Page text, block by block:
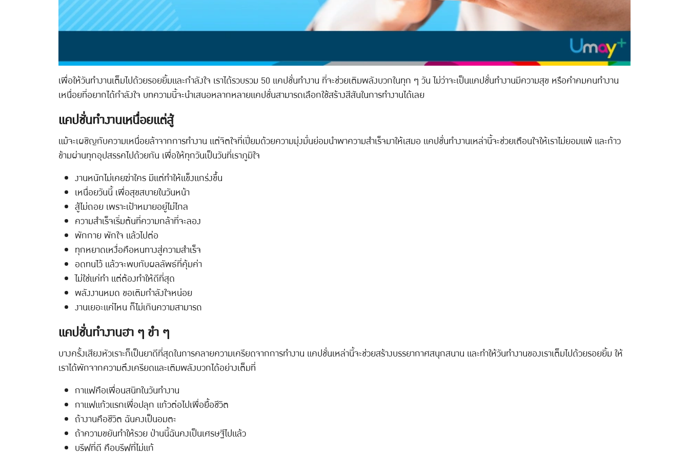
เพื่อให้วันทำงานเต็มไปด้วยรอยยิ้มและกำลังใจ เราได้รวบรวม 50 แคปชั่นทำงาน ที่จะช่วยเติมพลังบวกในทุก ๆ วัน ไม่ว่าจะเป็นแคปชั่นทำงานมีความสุข หรือคำคมคนทำงาน
เหนื่อยที่อยากได้กำลังใจ บทความนี้จะนำเสนอหลากหลายแคปชั่นสามารถเลือกใช้สร้างสีสันในการทำงานได้เลย
แคปชั่นทำงานเหนื่อยแต่สู้
แม้จะเผชิญกับความเหนื่อยล้าจากการทำงาน แต่จิตใจที่เปี่ยมด้วยความมุ่งมั่นย่อมนำพาความสำเร็จมาให้เสมอ แคปชั่นทำงานเหล่านี้จะช่วยเตือนใจให้เราไม่ยอมแพ้ และก้าว
ข้ามผ่านทุกอุปสรรคไปด้วยกัน เพื่อให้ทุกวันเป็นวันที่เราภูมิใจ
งานหนักไม่เคยฆ่าใคร มีแต่ทำให้แข็งแกร่งขึ้น
เหนื่อยวันนี้ เพื่อสุขสบายในวันหน้า
สู้ไม่ถอย เพราะเป้าหมายอยู่ไม่ไกล
ความสำเร็จเริ่มต้นที่ความกล้าที่จะลอง
พักกาย พักใจ แล้วไปต่อ
ทุกหยาดเหงื่อคือหนทางสู่ความสำเร็จ
อดทนไว้ แล้วจะพบกับผลลัพธ์ที่คุ้มค่า
ไม่ใช่แค่ทำ แต่ต้องทำให้ดีที่สุด
พลังงานหมด ขอเติมกำลังใจหน่อย
งานเยอะแค่ไหน ก็ไม่เกินความสามารถ
แคปชั่นทำงานฮา ๆ ขำ ๆ
บางครั้งเสียงหัวเราะก็เป็นยาดีที่สุดในการคลายความเครียดจากการทำงาน แคปชั่นเหล่านี้จะช่วยสร้างบรรยากาศสนุกสนาน และทำให้วันทำงานของเราเต็มไปด้วยรอยยิ้ม ให้
เราได้พักจากความตึงเครียดและเติมพลังบวกได้อย่างเต็มที่
กาแฟคือเพื่อนสนิทในวันทำงาน
กาแฟแก้วแรกเพื่อปลุก แก้วต่อไปเพื่อยื้อชีวิต
ถ้างานคือชีวิต ฉันคงเป็นอมตะ
ถ้าความขยันทำให้รวย ป่านนี้ฉันคงเป็นเศรษฐีไปแล้ว
บรีฟที่ดี คือบรีฟที่ไม่แก้